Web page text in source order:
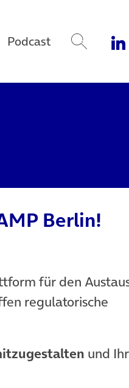
Podcast
Berlin!
für den
regulatorische
und